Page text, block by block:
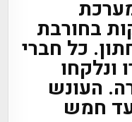
בחורבת
כל חברי
ונלקחו
העונש
חמש